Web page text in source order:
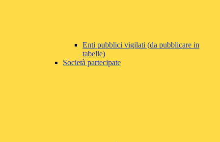
Enti pubblici vigilati (da pubblicare in
tabelle)
Società partecipate